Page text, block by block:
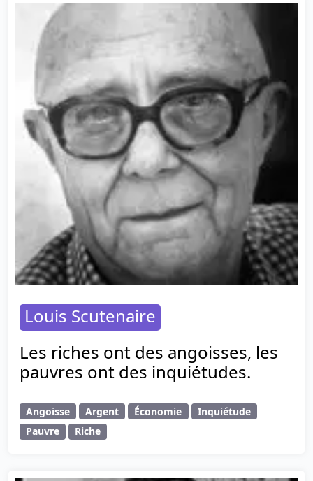
Louis Scutenaire
Les riches ont des angoisses, les
pauvres ont des inquiétudes.
Angoisse Argent Économie
Inquiétude
Pauvre
Riche